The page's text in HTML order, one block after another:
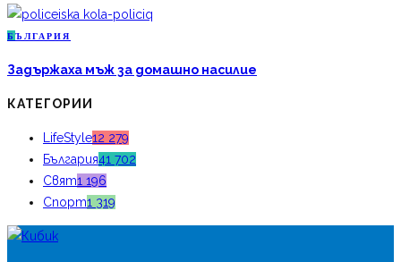
Б ЪЛГАРИЯ
Задържаха мъж за домашно насилие
КАТЕГОРИИ
LifeStyle12 279
България41 702
Свят1 196
Спорт1 319